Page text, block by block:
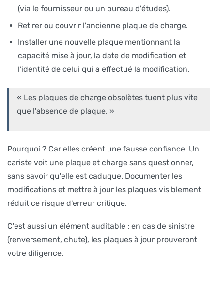
(via le fournisseur ou un bureau d'études).
Retirer ou couvrir l'ancienne plaque de charge.
Installer une nouvelle plaque mentionnant la
capacité mise à jour, la date de modification et
l'identité de celui qui a effectué la modification.
« Les plaques de charge obsolètes tuent plus vite
que l'absence de plaque. »
Pourquoi ? Car elles créent une fausse confiance. Un
cariste voit une plaque et charge sans questionner,
sans savoir qu'elle est caduque. Documenter les
modifications et mettre à jour les plaques visiblement
réduit ce risque d'erreur critique.
C'est aussi un élément auditable : en cas de sinistre
(renversement, chute), les plaques à jour prouveront
votre diligence.